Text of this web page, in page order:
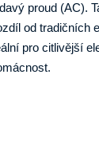
proud (AC).
od tradičních
pro citlivější